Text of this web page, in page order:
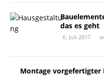
das es geht
6. Juli 2017
Montage vorgefertigter